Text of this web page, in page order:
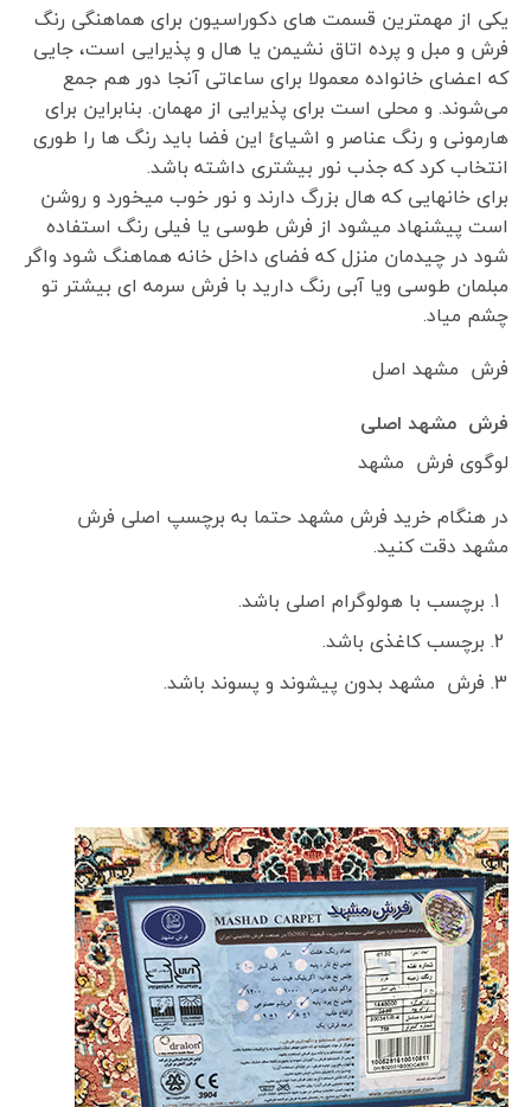
یکی از مهمترین قسمت های دکوراسیون برای هماهنگی رنگ
فرش و مبل و پرده اتاق نشیمن یا هال و پذیرایی است، جایی
که اعضای خانواده معمولا برای ساعاتی آنجا دور هم جمع
می‌شوند. و محلی است برای پذیرایی از مهمان. بنابراین برای
هارمونی و رنگ عناصر و اشیائ این فضا باید رنگ ها را طوری
انتخاب کرد که جذب نور بیشتری داشته باشد.
برای خانهایی که هال بزرگ دارند و نور خوب میخورد و روشن
است پیشنهاد میشود از فرش طوسی یا فیلی رنگ استفاده
شود در چیدمان منزل که فضای داخل خانه هماهنگ شود واگر
مبلمان طوسی ویا آبی رنگ دارید با فرش سرمه ای بیشتر تو
چشم میاد.
فرش مشهد اصل
فرش مشهد اصلی
لوگوی فرش مشهد
در هنگام خرید فرش مشهد حتما به برچسپ اصلی فرش
مشهد دقت کنید.
برچسب با هولوگرام اصلی باشد.
برچسب کاغذی باشد.
فرش مشهد بدون پیشوند و پسوند باشد.